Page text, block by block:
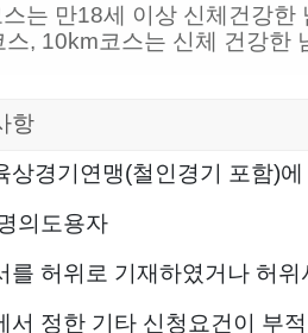
는 만18세 이상 신체건강한
스, 10km코스는 신체 건강한
항
상경기연맹(철인경기 포함)
의도용자
를 허위로 기재하였거나 허
서 정한 기타 신청요건이 부